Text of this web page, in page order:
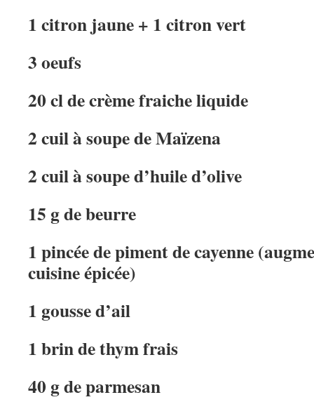
1 citron jaune + 1 citron vert
3 oeufs
20 cl de crème fraiche liquide
2 cuil à soupe de Maïzena
2 cuil à soupe d’huile d’olive
15 g de beurre
1 pincée de piment de cayenne
cuisine épicée)
1 gousse d’ail
1 brin de thym frais
40 g de parmesan